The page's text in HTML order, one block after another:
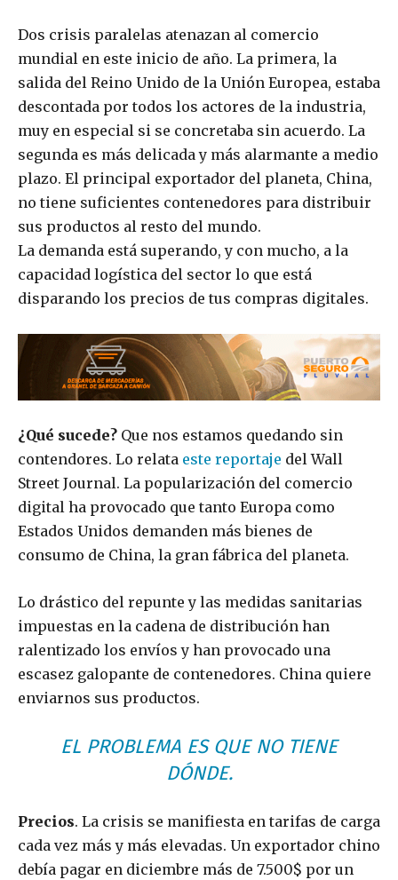
Dos crisis paralelas atenazan al comercio
mundial en este inicio de año. La primera, la
salida del Reino Unido de la Unión Europea, estaba
descontada por todos los actores de la industria,
muy en especial si se concretaba sin acuerdo. La
segunda es más delicada y más alarmante a medio
plazo. El principal exportador del planeta, China,
no tiene suficientes contenedores para distribuir
sus productos al resto del mundo.
La demanda está superando, y con mucho, a la
capacidad logística del sector lo que está
disparando los precios de tus compras digitales.
¿Qué sucede? Que nos estamos quedando sin
contendores. Lo relata este reportaje del Wall
Street Journal. La popularización del comercio
digital ha provocado que tanto Europa como
Estados Unidos demanden más bienes de
consumo de China, la gran fábrica del planeta.
Lo drástico del repunte y las medidas sanitarias
impuestas en la cadena de distribución han
ralentizado los envíos y han provocado una
escasez galopante de contenedores. China quiere
enviarnos sus productos.
EL PROBLEMA ES QUE NO TIENE
DÓNDE.
Precios. La crisis se manifiesta en tarifas de carga
cada vez más y más elevadas. Un exportador chino
debía pagar en diciembre más de 7.500$ por un